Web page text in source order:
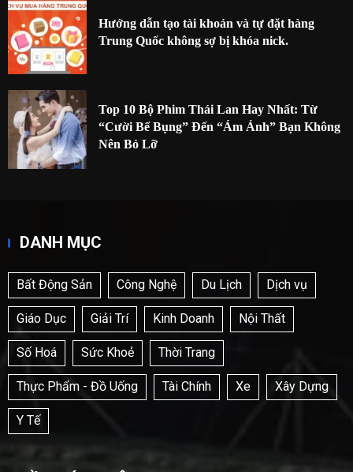
Hướng dẫn tạo tài khoản và tự đặt hàng
Trung Quốc không sợ bị khóa nick.
Top 10 Bộ Phim Thái Lan Hay Nhất: Từ
“Cười Bể Bụng” Đến “Ám Ảnh” Bạn Không
Nên Bỏ Lỡ
DANH MỤC
Bất Động Sản Công Nghệ Du Lịch Dịch vụ
Giáo Dục Giải Trí Kinh Doanh Nội Thất
Số Hoá Sức Khoẻ Thời Trang
Thực Phẩm - Đồ Uống Tài Chính Xe Xây Dựng
Y Tế